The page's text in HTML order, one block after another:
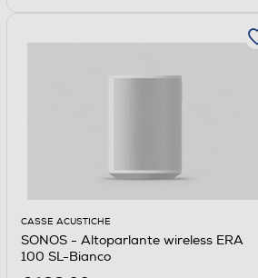
CASSE ACUSTICHE
SONOS - Altoparlante wireless ERA
100 SL-Bianco